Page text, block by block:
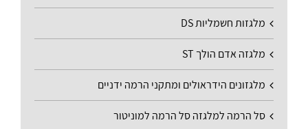
מלגזות חשמליות DS
מלגזה אדם הולך ST
מלגזונים הידראולים ומתקני הרמה ידניים
סל הרמה למלגזה סל הרמה למוניטור